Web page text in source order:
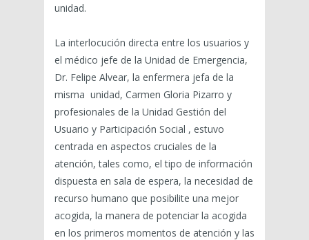
unidad.
La interlocución directa entre los usuarios y
el médico jefe de la Unidad de Emergencia,
Dr. Felipe Alvear, la enfermera jefa de la
misma unidad, Carmen Gloria Pizarro y
profesionales de la Unidad Gestión del
Usuario y Participación Social , estuvo
centrada en aspectos cruciales de la
atención, tales como, el tipo de información
dispuesta en sala de espera, la necesidad de
recurso humano que posibilite una mejor
acogida, la manera de potenciar la acogida
en los primeros momentos de atención y las